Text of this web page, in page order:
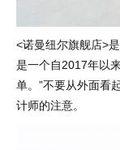
<诺曼纽尔旗舰店>
是一个自2017年以
单。”不要从外面看
计师的注意。